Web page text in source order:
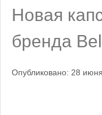
Новая
бренда
Опубликовано: 28